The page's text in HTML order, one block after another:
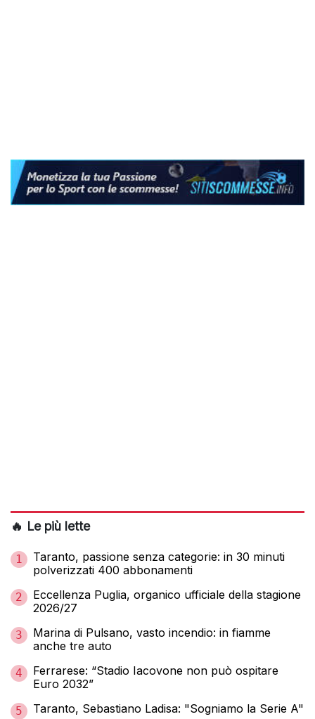
🔥 Le più lette
1
Taranto, passione senza categorie: in 30 minuti
polverizzati 400 abbonamenti
2
Eccellenza Puglia, organico ufficiale della stagione
2026/27
3
Marina di Pulsano, vasto incendio: in fiamme
anche tre auto
4
Ferrarese: “Stadio Iacovone non può ospitare
Euro 2032”
5 Taranto, Sebastiano Ladisa: "Sogniamo la Serie A"